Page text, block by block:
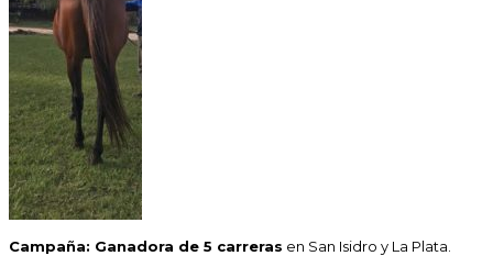
Campaña: Ganadora de 5 carreras en San Isidro y La Plata.